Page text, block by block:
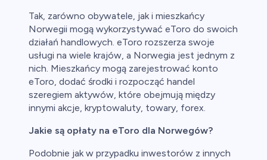
Tak, zarówno obywatele, jak i mieszkańcy
Norwegii mogą wykorzystywać eToro do swoich
działań handlowych. eToro rozszerza swoje
usługi na wiele krajów, a Norwegia jest jednym z
nich. Mieszkańcy mogą zarejestrować konto
eToro, dodać środki i rozpocząć handel
szeregiem aktywów, które obejmują między
innymi akcje, kryptowaluty, towary, forex.
Jakie są opłaty na eToro dla Norwegów?
Podobnie jak w przypadku inwestorów z innych